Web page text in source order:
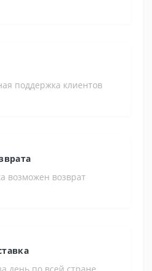
поддержка клиентов
возможен возврат